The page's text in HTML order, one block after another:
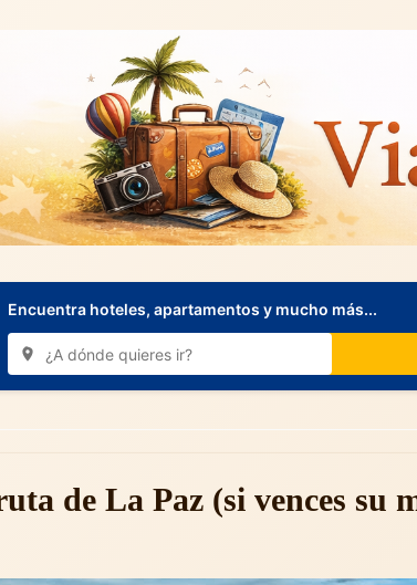
Encuentra hoteles, apartamentos y mucho más...
de La Paz (si vences su